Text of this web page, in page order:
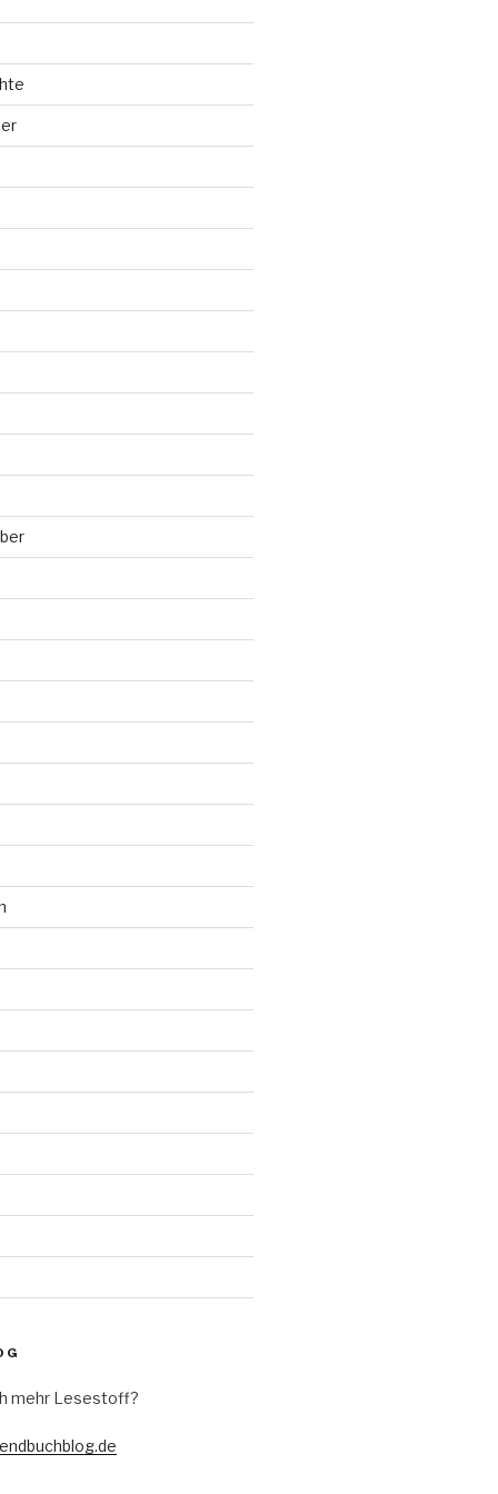
mehr Lesestoff?